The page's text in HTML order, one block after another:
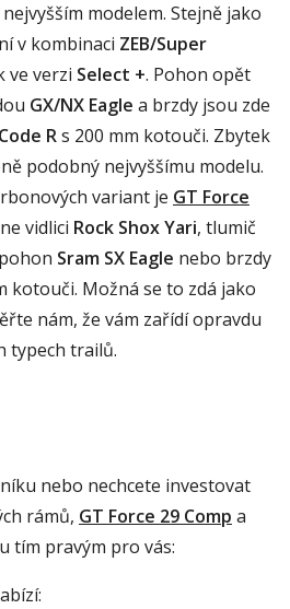
modelem. Stejně jako
v kombinaci ZEB/Super
ve verzi Select +. Pohon opět
GX/NX Eagle a brzdy jsou zde
Code Rs 200 mm kotouči. Zbytek
podobný nejvyššímu modelu.
variant je GT Force
vidlici Rock Shox Yari, tlumič
Sram SX Eagle nebo brzdy
kotouči. Možná se to zdá jako
nám, že vám zařídí opravdu
typech trailů.
nebo nechcete investovat
rámů, GT Force 29 Comp a
tím pravým pro vás: